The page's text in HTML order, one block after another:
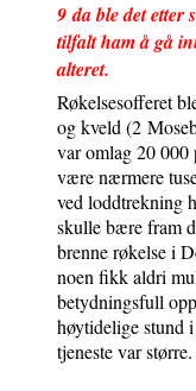
9 da ble det etter
tilfalt ham å gå
alteret.
Røkelsesofferet
og kveld (2
var omlag 20 000
være nærmere
ved loddtrekning
skulle bære fram
brenne røkelse i
noen fikk aldri
betydningsfull
høytidelige stund
tjeneste var større.